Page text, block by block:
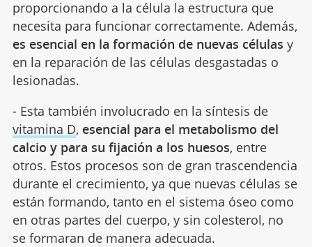
proporcionando a la célula la estructura que
necesita para funcionar correctamente. Además,
es esencial en la formación de nuevas células y
en la reparación de las células desgastadas o
lesionadas.
- Esta también involucrado en la síntesis de
vitamina D, esencial para el metabolismo del
calcio y para su fijación a los huesos, entre
otros. Estos procesos son de gran trascendencia
durante el crecimiento, ya que nuevas células se
están formando, tanto en el sistema óseo como
en otras partes del cuerpo, y sin colesterol, no
se formaran de manera adecuada.